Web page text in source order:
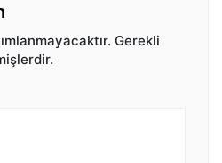
Gerekli